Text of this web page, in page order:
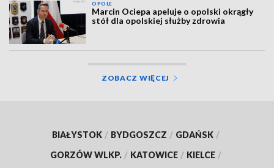
OPOLE
Marcin Ociepa apeluje o opolski okrągły
stół dla opolskiej służby zdrowia
ZOBACZ WIĘCEJ
BIAŁYSTOK / BYDGOSZCZ / GDAŃSK /
GORZÓW WLKP. / KATOWICE / KIELCE /